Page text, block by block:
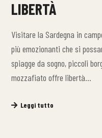
LIBERTÀ
Visitare la Sardegna in
più emozionanti che si
spiagge da sogno, piccoli
mozzafiato offre libertà…
Leggi tutto